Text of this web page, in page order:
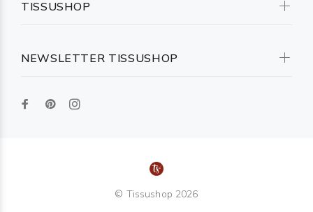
NEWSLETTER TISSUSHOP
TISSUSHOP
© Tissushop 2026